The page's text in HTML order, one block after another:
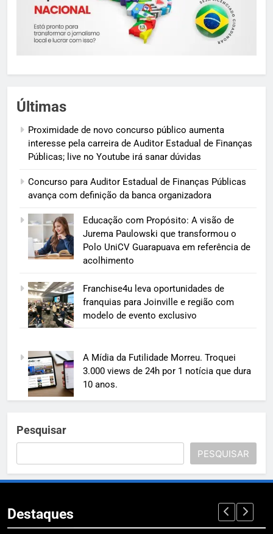
Últimas
Proximidade de novo concurso público aumenta
interesse pela carreira de Auditor Estadual de Finanças
Públicas; live no Youtube irá sanar dúvidas
Concurso para Auditor Estadual de Finanças Públicas
avança com definição da banca organizadora
Educação com Propósito: A visão de
Jurema Paulowski que transformou o
Polo UniCV Guarapuava em referência de
acolhimento
Franchise4u leva oportunidades de
franquias para Joinville e região com
modelo de evento exclusivo
A Mídia da Futilidade Morreu. Troquei
3.000 views de 24h por 1 notícia que dura
10 anos.
Pesquisar
PESQUISAR
Destaques